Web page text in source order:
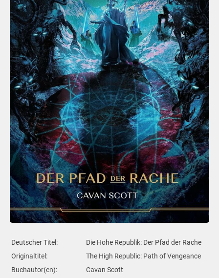
Deutscher Titel:
Die Hohe Republik: Der Pfad der Rache
Originaltitel:
The High Republic: Path of Vengeance
Buchautor(en):
Cavan Scott